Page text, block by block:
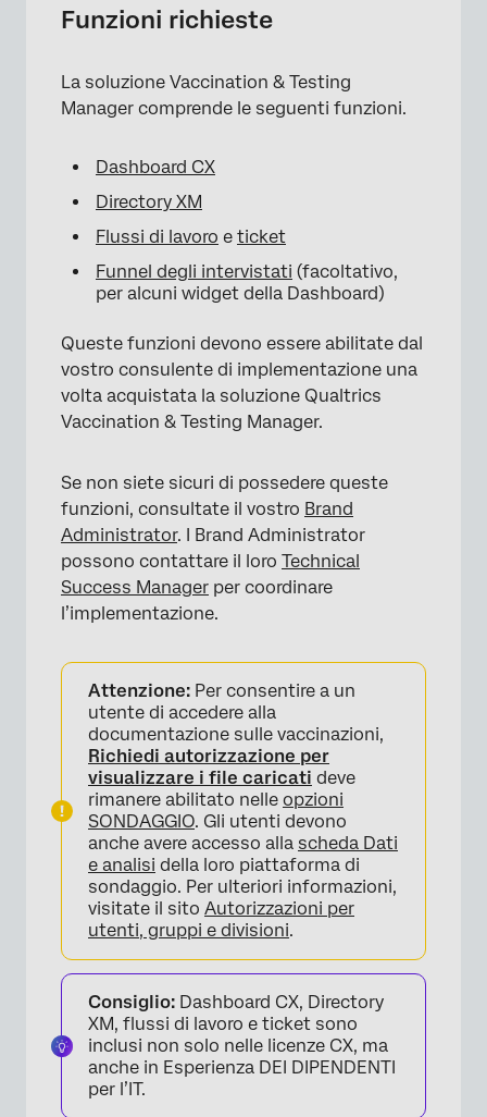
Funzioni richieste
La soluzione Vaccination & Testing
Manager comprende le seguenti funzioni.
Dashboard CX
Directory XM
Flussi di lavoro e ticket
Funnel degli intervistati (facoltativo,
per alcuni widget della Dashboard)
Queste funzioni devono essere abilitate dal
vostro consulente di implementazione una
volta acquistata la soluzione Qualtrics
Vaccination & Testing Manager.
Se non siete sicuri di possedere queste
funzioni, consultate il vostro Brand
Administrator. I Brand Administrator
possono contattare il loro Technical
Success Manager per coordinare
l’implementazione.
Attenzione: Per consentire a un
utente di accedere alla
documentazione sulle vaccinazioni,
Richiedi autorizzazione per
visualizzare i file caricati deve
rimanere abilitato nelle opzioni
SONDAGGIO. Gli utenti devono
anche avere accesso alla scheda Dati
e analisi della loro piattaforma di
sondaggio. Per ulteriori informazioni,
visitate il sito Autorizzazioni per
utenti, gruppi e divisioni.
Consiglio: Dashboard CX, Directory
XM, flussi di lavoro e ticket sono
inclusi non solo nelle licenze CX, ma
anche in Esperienza DEI DIPENDENTI
per l’IT.